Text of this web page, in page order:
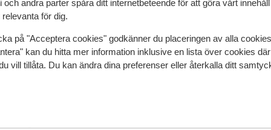
andra parter spåra ditt internetbeteende för att göra vårt
för dig.
på "Acceptera cookies" godkänner du placeringen av alla
kan du hitta mer information inklusive en lista över cookies
vill tillåta. Du kan ändra dina preferenser eller återkalla ditt
Mest bokad av
my
my
9.6 Fantastisk
14 dec.
Superbly located for the local amenities and easy
access to the slopes.
Superbly located for the local amenities and easy
access to the slopes.